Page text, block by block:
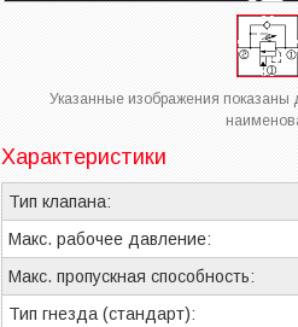
Указанные изображения показаны
Характеристики
Тип клапана:
Макс. рабочее давление:
Макс. пропускная способность:
Тип гнезда (стандарт):